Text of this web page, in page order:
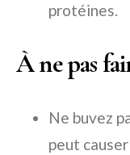
protéines.
À ne pas
Ne buvez
peut